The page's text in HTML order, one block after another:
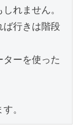
れません。
ば行きは階段
ーを使った
。